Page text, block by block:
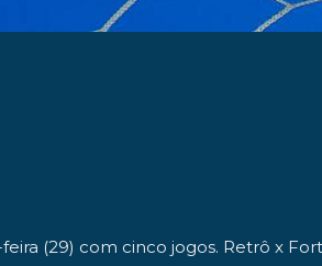
(29) com cinco jogos. Retrô x